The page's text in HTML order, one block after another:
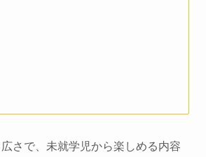
さで、未就学児から楽しめる内容